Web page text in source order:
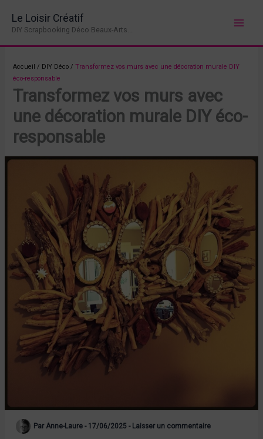
contenu
Le Loisir Créatif
DIY Scrapbooking Déco Beaux-Arts...
Accueil / DIY Déco /Transformez vos murs avec une décoration murale DIY
éco-responsable
Transformez vos murs avec
une décoration murale DIY éco-
responsable
Par Anne-Laure- 17/06/2025- Laisser un commentaire